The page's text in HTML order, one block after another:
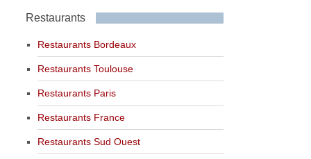
Restaurants
Restaurants Bordeaux
Restaurants Toulouse
Restaurants Paris
Restaurants France
Restaurants Sud Ouest